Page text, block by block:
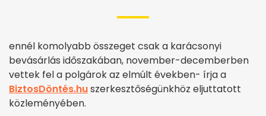
ennél komolyabb összeget csak a karácsonyi
bevásárlás időszakában, november-decemberben
vettek fel a polgárok az elmúlt években- írja a
BiztosDöntés.huszerkesztőségünkhöz eljuttatott
közleményében.